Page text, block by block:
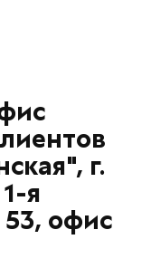
г.
я
53, офис